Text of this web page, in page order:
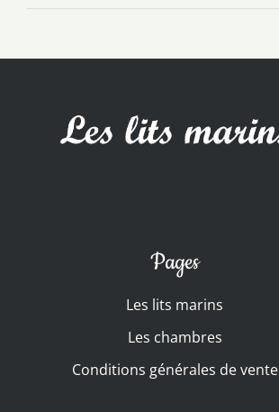
Pages
Les lits marins
Les chambres
Conditions générales de vente